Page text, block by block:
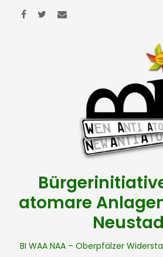
atomare
BI WAA NAA – Oberpfälzer